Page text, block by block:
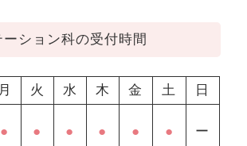
ション科の受付時間
月 火 水 木 金 土 日
● ● ● ● ● ● ー